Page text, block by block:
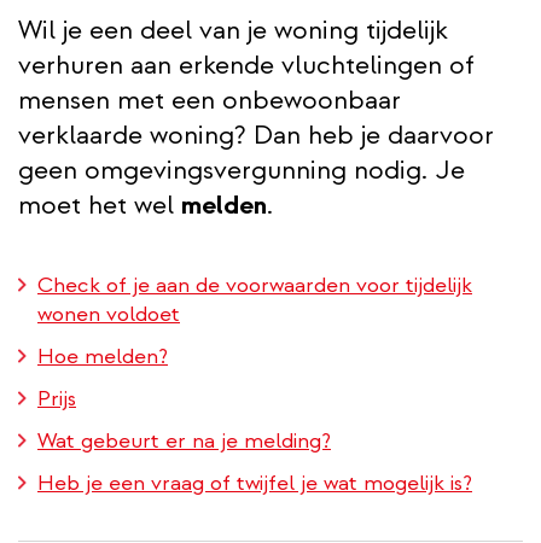
Wil je een deel van je woning tijdelijk
verhuren aan erkende vluchtelingen of
mensen met een onbewoonbaar
verklaarde woning? Dan heb je daarvoor
geen omgevingsvergunning nodig. Je
moet het wel melden.
Check of je aan de voorwaarden voor tijdelijk
wonen voldoet
Hoe melden?
Prijs
Wat gebeurt er na je melding?
Heb je een vraag of twijfel je wat mogelijk is?